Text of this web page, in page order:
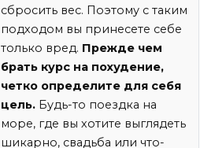
сбросить вес. Поэтому с таким
подходом вы принесете себе
только вред. Прежде чем
брать курс на похудение,
четко определите для себя
цель. Будь-то поездка на
море, где вы хотите выглядеть
шикарно, свадьба или что-